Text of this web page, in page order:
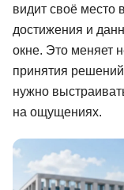
видит своё место
достижения и
окне. Это меняет
принятия
нужно
на ощущениях.
Менеджмент
Иностранные
Soft Skills
Детям
Акции и